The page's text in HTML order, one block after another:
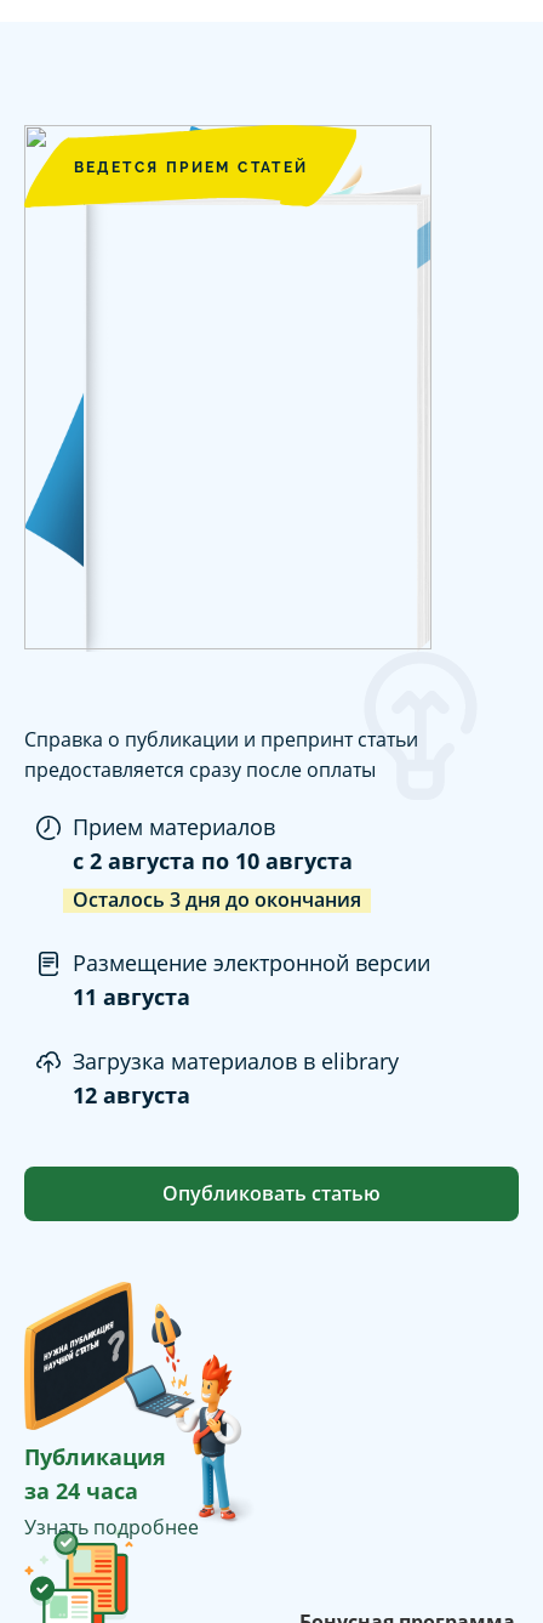
ВЕДЕТСЯ ПРИЕМ СТАТЕЙ
Справка о публикации и препринт статьи
предоставляется сразу после оплаты
Прием материалов
c 2 августа по 10 августа
Осталось 3дня до окончания
Размещение электронной версии
11 августа
Загрузка материалов в elibrary
12 августа
Опубликовать статью
Публикация
за 24 часа
Узнать подробнее